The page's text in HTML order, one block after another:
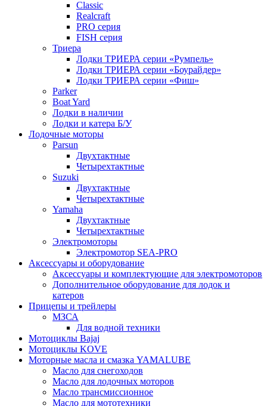
Classic
Realcraft
PRO серия
FISH серия
Триера
Лодки ТРИЕРА серии «Румпель»
Лодки ТРИЕРА серии «Боурайдер»
Лодки ТРИЕРА серии «Фиш»
Parker
Boat Yard
Лодки в наличии
Лодки и катера Б/У
Лодочные моторы
Parsun
Двухтактные
Четырехтактные
Suzuki
Двухтактные
Четырехтактные
Yamaha
Двухтактные
Четырехтактные
Электромоторы
Электромотор SEA-PRO
Аксессуары и оборудование
Аксессуары и комплектующие для электромоторов
Дополнительное оборудование для лодок и
катеров
Прицепы и трейлеры
МЗСА
Для водной техники
Мотоциклы Bajaj
Мотоциклы KOVE
Моторные масла и смазка YAMALUBE
Масло для снегоходов
Масло для лодочных моторов
Масло трансмиссионное
Масло для мототехники